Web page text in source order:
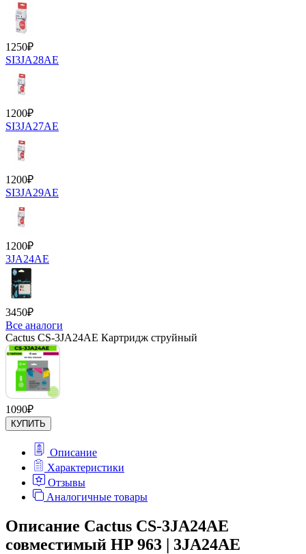
1250₽
SI3JA28AE
1200₽
SI3JA27AE
1200₽
SI3JA29AE
1200₽
3JA24AE
3450₽
Все аналоги
Cactus CS-3JA24AE Картридж струйный
1090₽
КУПИТЬ
Описание
Характеристики
Отзывы
Аналогичные товары
Описание Cactus CS-3JA24AE
совместимый HP 963 | 3JA24AE